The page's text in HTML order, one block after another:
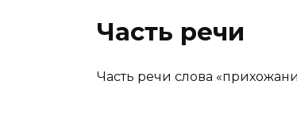
Часть речи
Часть речи слова